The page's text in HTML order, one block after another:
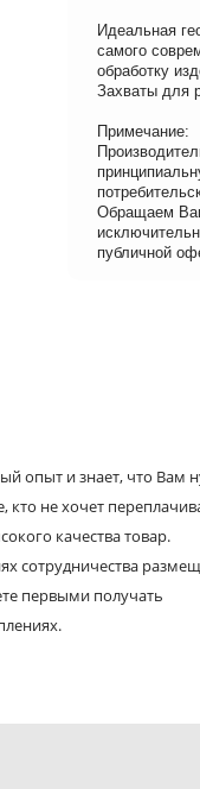
Идеальная
самого
обработку
Захваты для
Примечание:
Обращаем
публичной
опыт и знает, что Вам
не хочет
качества товар.
сотрудничества
первыми получать